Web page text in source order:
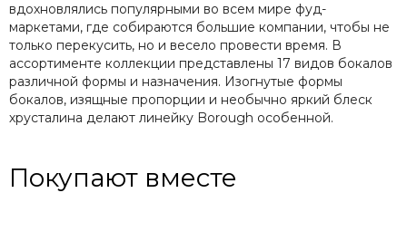
вдохновлялись популярными во всем мире фуд-
маркетами, где собираются большие компании, чтобы не
только перекусить, но и весело провести время. В
ассортименте коллекции представлены 17 видов бокалов
различной формы и назначения. Изогнутые формы
бокалов, изящные пропорции и необычно яркий блеск
хрусталина делают линейку Borough особенной.
Покупают вместе